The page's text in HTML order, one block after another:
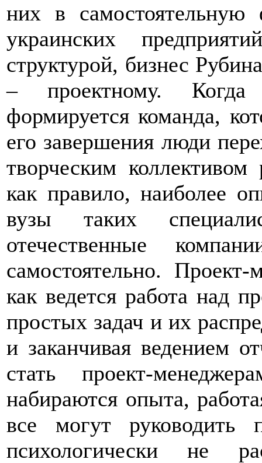
них в
украинских
структурой, бизнес
– проектному. Когда
формируется команда,
его завершения люди
творческим
как правило, наиболее
вузы таких
отечественные
самостоятельно.
как ведется работа над
простых задач и их
и заканчивая ведением
стать проект-
набираются опыта,
все могут руководить
психологически не